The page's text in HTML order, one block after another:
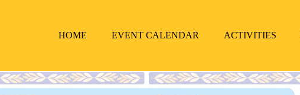
HOME
EVENT CALENDAR ACTIVITIES